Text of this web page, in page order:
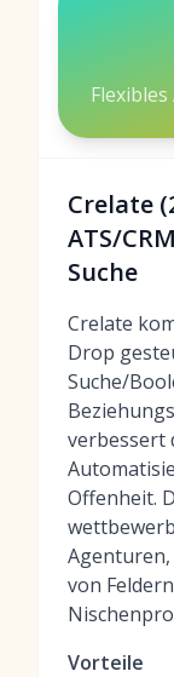
Crelate
ATS/
Suche
Crelate
Drop
Suche/
verbessert
Offenheit.
von
Vorteile